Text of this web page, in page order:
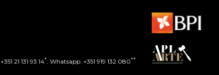
+351 21 131 93 14*. Whatsapp. +351 919 132 080**